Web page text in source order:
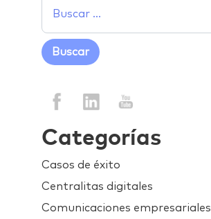
Categorías
Casos de éxito
Centralitas digitales
Comunicaciones empresariales